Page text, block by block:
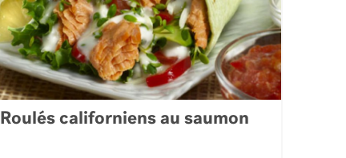
Roulés californiens au saumon